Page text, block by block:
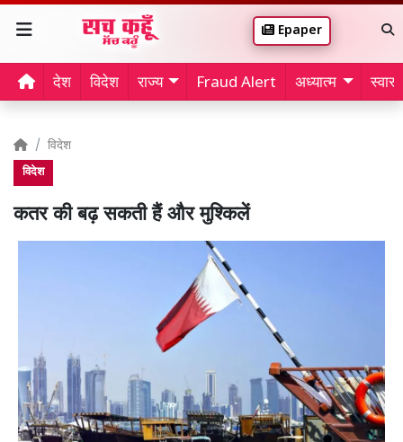
Epaper
देश विदेश राज्य Fraud Alert अध्यात्म
विदेश
विदेश
कतर की बढ़ सकती हैं और मुश्किलें